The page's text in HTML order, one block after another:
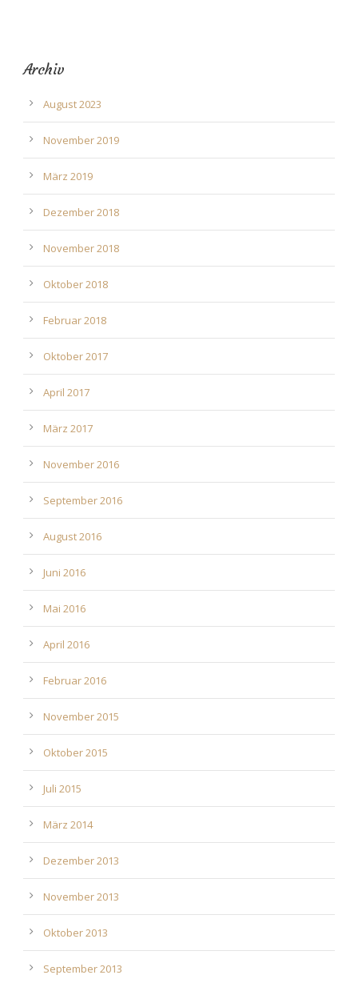
Archiv
August 2023
November 2019
März 2019
Dezember 2018
November 2018
Oktober 2018
Februar 2018
Oktober 2017
April 2017
März 2017
November 2016
September 2016
August 2016
Juni 2016
Mai 2016
April 2016
Februar 2016
November 2015
Oktober 2015
Juli 2015
März 2014
Dezember 2013
November 2013
Oktober 2013
September 2013